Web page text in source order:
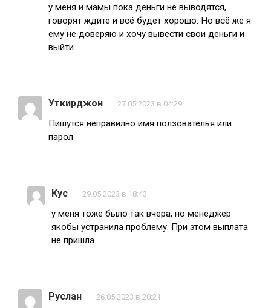
у меня и мамы пока деньги не выводятся,
говорят ждите и всё будет хорошо. Но всё же я
ему не доверяю и хочу вывести свои деньги и
выйти.
Уткирджон 27.05.2023 в 04:29
Пишутся неправилно имя ползователья или
парол
Кус 29.05.2023 в 18:43
у меня тоже было так вчера, но менеджер
якобы устранила проблему. При этом выплата
не пришла.
Руслан 26.05.2023 в 20:21